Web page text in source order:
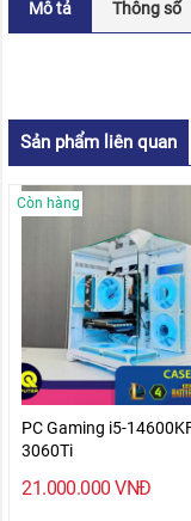
Mô tả Thông số
Sản phẩm liên quan
PC Gaming i5-
3060Ti
Còn hàng
21.000.000 VNĐ